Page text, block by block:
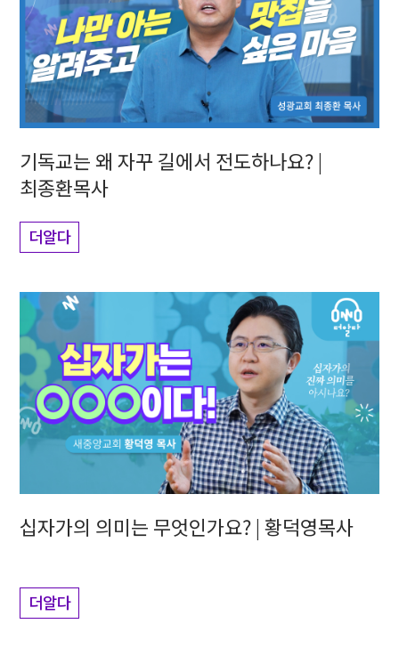
기독교는 왜 자꾸 길에서 전도하나요? |
최종환목사
더알다
십자가의 의미는 무엇인가요? | 황덕영목사
더알다